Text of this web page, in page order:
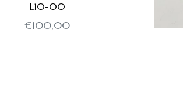
L10-00
Precio
€100,00